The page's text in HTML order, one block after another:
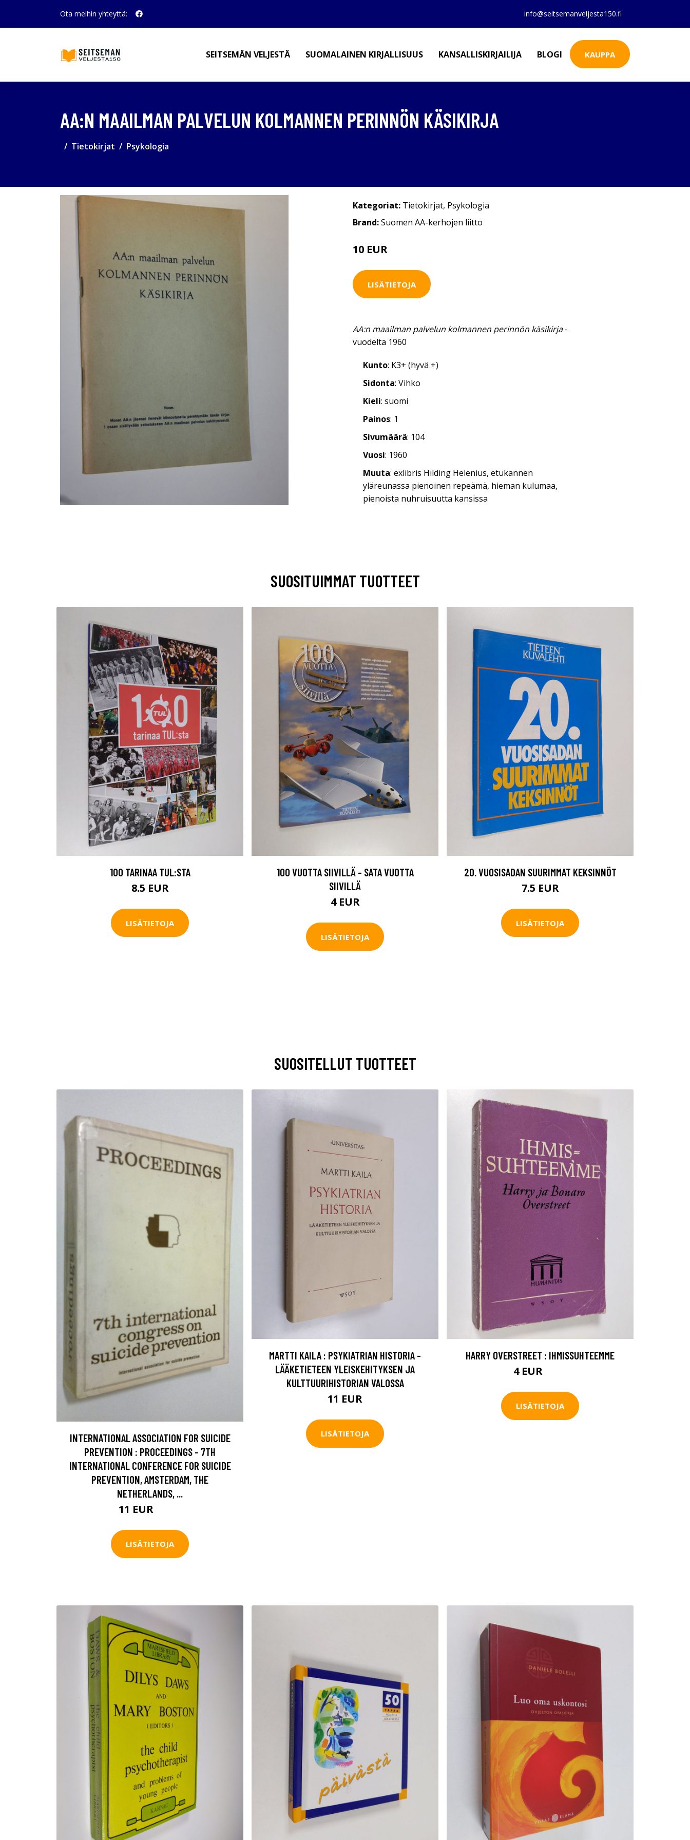
Ota meihin yhteyttä: info@seitsemanveljesta150.fi
SEITSEMÄN VELJESTÄ SUOMALAINEN KIRJALLISUUS KANSALLISKIRJAILIJA BLOGI KAUPPA
AA:N MAAILMAN PALVELUN KOLMANNEN PERINNÖN KÄSIKIRJA
Tietokirjat Psykologia
Kategoriat: Tietokirjat, Psykologia
Brand:Suomen AA-kerhojen liitto
10 EUR
LISÄTIETOJA
AA:n maailman palvelun kolmannen perinnön käsikirja-
vuodelta 1960
Kunto: K3+ (hyvä +)
Sidonta: Vihko
Kieli: suomi
Painos: 1
Sivumäärä: 104
Vuosi: 1960
Muuta: exlibris Hilding Helenius, etukannen
yläreunassa pienoinen repeämä, hieman kulumaa,
pienoista nuhruisuutta kansissa
SUOSITUIMMAT TUOTTEET
100 TARINAA TUL:STA
8.5 EUR
LISÄTIETOJA
100 VUOTTA SIIVILLÄ - SATA VUOTTA
SIIVILLÄ
4 EUR
LISÄTIETOJA
20. VUOSISADAN SUURIMMAT KEKSINNÖT
7.5 EUR
LISÄTIETOJA
SUOSITELLUT TUOTTEET
INTERNATIONAL ASSOCIATION FOR SUICIDE
PREVENTION : PROCEEDINGS - 7TH
INTERNATIONAL CONFERENCE FOR SUICIDE
PREVENTION, AMSTERDAM, THE
NETHERLANDS, ...
11 EUR
LISÄTIETOJA
MARTTI KAILA : PSYKIATRIAN HISTORIA -
LÄÄKETIETEEN YLEISKEHITYKSEN JA
KULTTUURIHISTORIAN VALOSSA
11 EUR
LISÄTIETOJA
HARRY OVERSTREET : IHMISSUHTEEMME
4 EUR
LISÄTIETOJA